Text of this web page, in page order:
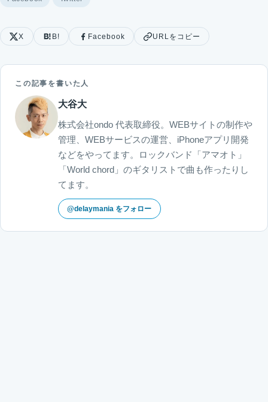
X B! Facebook URLをコピー
この記事を書いた人
大谷大
株式会社ondo 代表取締役。WEBサイトの制作や
管理、WEBサービスの運営、iPhoneアプリ開発
などをやってます。ロックバンド「アマオト」
「World chord」のギタリストで曲も作ったりし
てます。
@delaymania をフォロー